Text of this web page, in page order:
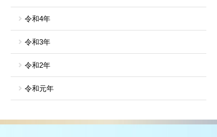
令和4年
令和3年
令和2年
令和元年